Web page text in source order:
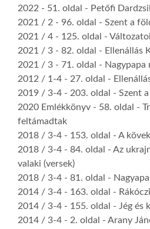
2022 - 51. oldal - Petőfi
2021 / 2 - 96. oldal - Szent a
2021 / 4 - 125. oldal -
2021 / 3 - 82. oldal - Ellenállás
2021 / 3 - 71. oldal - Nagypapa
2012 / 1-4 - 27. oldal -
2019 / 3-4 - 203. oldal - Szent
2020 Emlékkönyv - 58. oldal -
feltámadtak
2018 / 3-4 - 153. oldal - A
2018 / 3-4 - 84. oldal - Az
valaki (versek)
2018 / 3-4 - 81. oldal -
2014 / 3-4 - 163. oldal -
2014 / 3-4 - 155. oldal - Jég és
2014 / 3-4 - 2. oldal - Arany